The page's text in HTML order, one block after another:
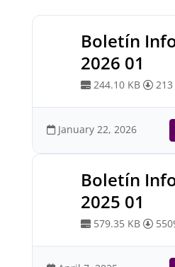
Boletín
2026 01
244.10 KB 213
January 22, 2026
Boletín
2025 01
579.35 KB